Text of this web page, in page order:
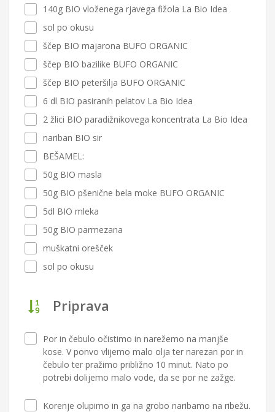
140g BIO vloženega rjavega fižola La Bio Idea
sol po okusu
ščep BIO majarona BUFO ORGANIC
ščep BIO bazilike BUFO ORGANIC
ščep BIO peteršilja BUFO ORGANIC
6 dl BIO pasiranih pelatov La Bio Idea
2 žlici BIO paradižnikovega koncentrata La Bio Idea
nariban BIO sir
BEŠAMEL:
50g BIO masla
50g BIO pšenične bela moke BUFO ORGANIC
5dl BIO mleka
50g BIO parmezana
muškatni orešček
sol po okusu
Priprava
Por in čebulo očistimo in narežemo na manjše
kose. V ponvo vlijemo malo olja ter narezan por in
čebulo ter pražimo približno 10 minut. Nato po
potrebi dolijemo malo vode, da se por ne zažge.
Korenje olupimo in ga na grobo naribamo na ribežu.